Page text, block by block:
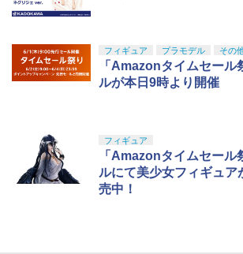
フィギュア プラモデル その
「Amazonタイムセール
ルが本日9時より開催
フィギュア
「Amazonタイムセール
ルにて美少女フィギュア
売中！